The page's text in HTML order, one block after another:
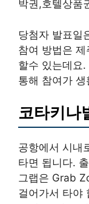
박권,호텔상품
당첨자 발표일
참여 방법은
할수 있는데요
통해 참여가
코타키나
공항에서 시내
타면 됩니다.
그랩은 Grab
걸어가서 타야